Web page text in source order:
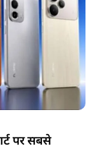
पर सबसे